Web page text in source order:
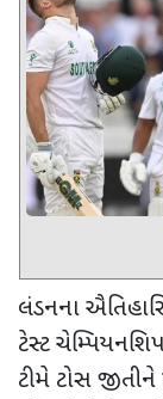
લંડનના
ટેસ્ટ
ટીમે ટોસ જીતીને